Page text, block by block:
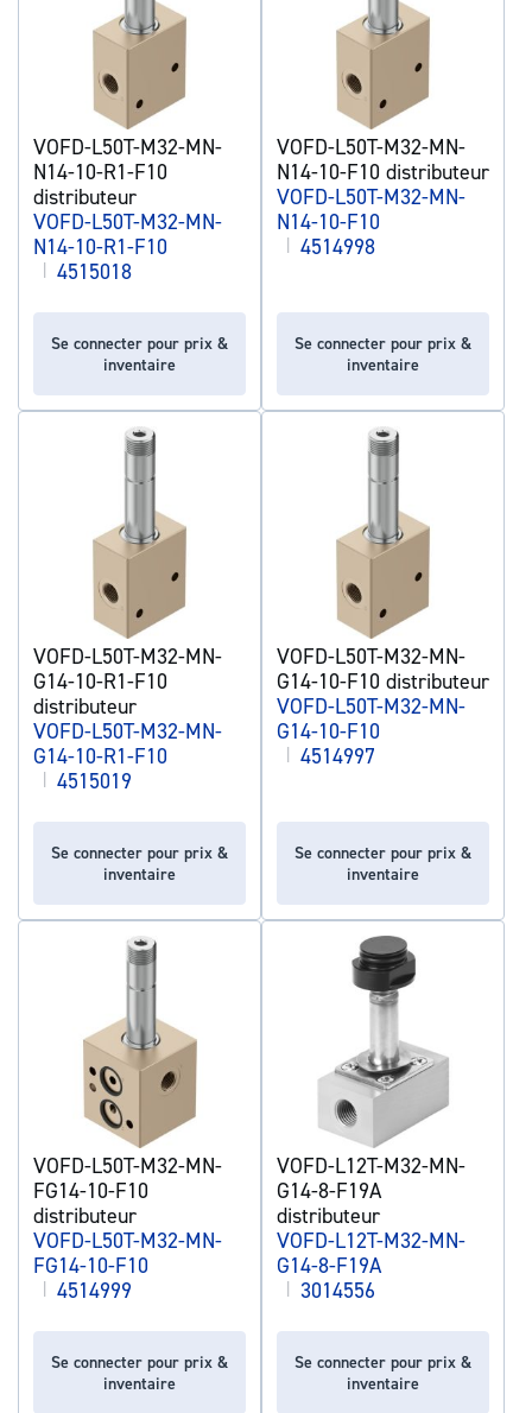
VOFD-L50T-M32-MN-
N14-10-R1-F10
distributeur
VOFD-L50T-M32-MN-
N14-10-R1-F10
| 4515018
Se connecter pour prix &
inventaire
VOFD-L50T-M32-MN-
N14-10-F10 distributeur
VOFD-L50T-M32-MN-
N14-10-F10
| 4514998
Se connecter pour prix &
inventaire
VOFD-L50T-M32-MN-
G14-10-R1-F10
distributeur
VOFD-L50T-M32-MN-
G14-10-R1-F10
| 4515019
Se connecter pour prix &
inventaire
VOFD-L50T-M32-MN-
G14-10-F10 distributeur
VOFD-L50T-M32-MN-
G14-10-F10
| 4514997
Se connecter pour prix &
inventaire
VOFD-L50T-M32-MN-
FG14-10-F10
distributeur
VOFD-L50T-M32-MN-
FG14-10-F10
| 4514999
Se connecter pour prix &
inventaire
VOFD-L12T-M32-MN-
G14-8-F19A
distributeur
VOFD-L12T-M32-MN-
G14-8-F19A
| 3014556
Se connecter pour prix &
inventaire